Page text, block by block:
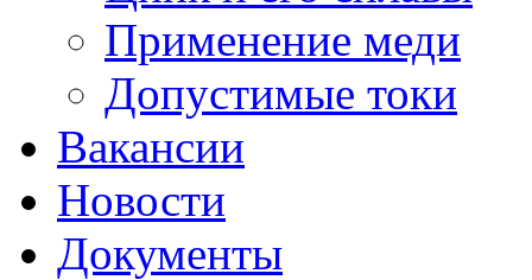
Применение меди
Допустимые токи
Вакансии
Новости
Документы